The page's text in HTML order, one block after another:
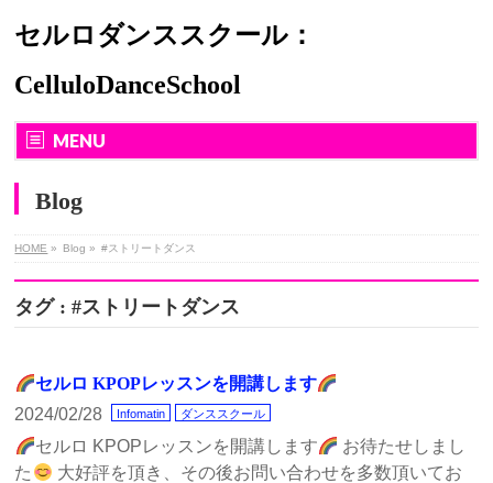
セルロダンススクール：
CelluloDanceSchool
MENU
Blog
HOME » Blog » #ストリートダンス
タグ : #ストリートダンス
セルロ KPOPレッスンを開講します
2024/02/28
Infomatin ダンススクール
セルロ KPOPレッスンを開講します
お待たせしまし
た
大好評を頂き、その後お問い合わせを多数頂いてお